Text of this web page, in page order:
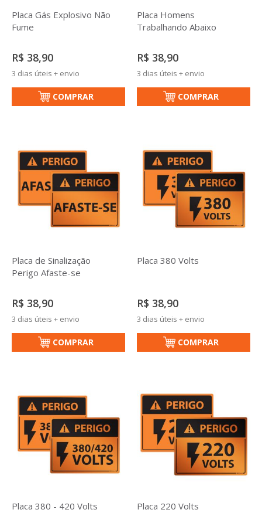
Placa Gás Explosivo Não
Fume
R$ 38,90
3 dias úteis + envio
COMPRAR
Placa Homens
Trabalhando Abaixo
R$ 38,90
3 dias úteis + envio
COMPRAR
Placa de Sinalização
Perigo Afaste-se
R$ 38,90
3 dias úteis + envio
COMPRAR
Placa 380 Volts
R$ 38,90
3 dias úteis + envio
COMPRAR
Placa 380 - 420 Volts Placa 220 Volts